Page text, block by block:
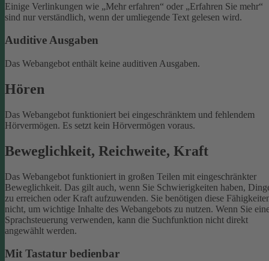
Einige Verlinkungen wie „Mehr erfahren“ oder „Erfahren Sie mehr“
sind nur verständlich, wenn der umliegende Text gelesen wird.
Auditive Ausgaben
Das Webangebot enthält keine auditiven Ausgaben.
Hören
Das Webangebot funktioniert bei eingeschränktem und fehlendem
Hörvermögen. Es setzt kein Hörvermögen voraus.
Beweglichkeit, Reichweite, Kraft
Das Webangebot funktioniert in großen Teilen mit eingeschränkter
Beweglichkeit. Das gilt auch, wenn Sie Schwierigkeiten haben,
zu erreichen oder Kraft aufzuwenden. Sie benötigen diese
nicht, um wichtige Inhalte des Webangebots zu nutzen. Wenn Sie
Sprachsteuerung verwenden, kann die Suchfunktion nicht direkt
angewählt werden.
Mit Tastatur bedienbar